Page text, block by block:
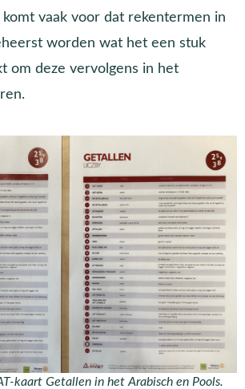
vaak voor dat rekentermen in
worden wat het een stuk
om deze vervolgens in het
kaart Getallen in het Arabisch en Pools.